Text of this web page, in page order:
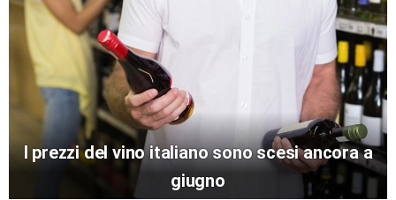
I prezzi del vino italiano sono scesi ancora a
giugno